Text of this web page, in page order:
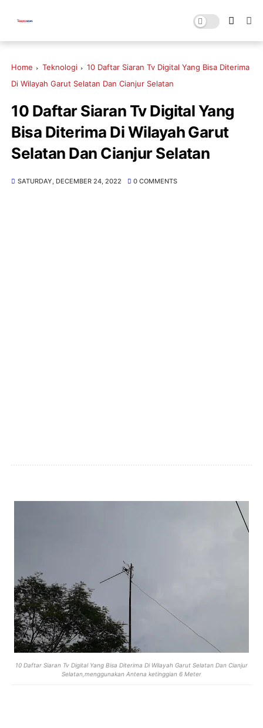
Home Teknologi
10 Daftar Siaran Tv Digital Yang Bisa Diterima
Di Wilayah Garut Selatan Dan Cianjur Selatan
10 Daftar Siaran Tv Digital Yang
Bisa Diterima Di Wilayah Garut
Selatan Dan Cianjur Selatan
SATURDAY, DECEMBER 24, 2022 0 COMMENTS
10 Daftar Siaran Tv Digital Yang Bisa Diterima Di Wilayah Garut Selatan Dan Cianjur
Selatan,menggunakan Antena ketinggian 6 Meter